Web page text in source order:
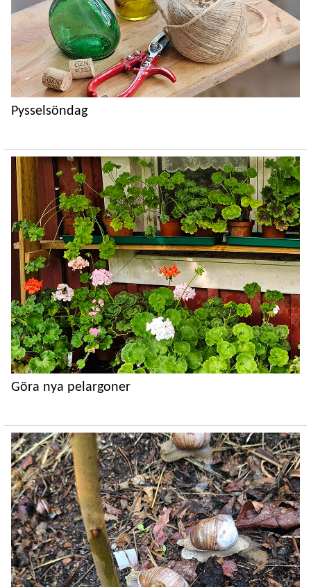
Pysselsöndag
Göra nya pelargoner